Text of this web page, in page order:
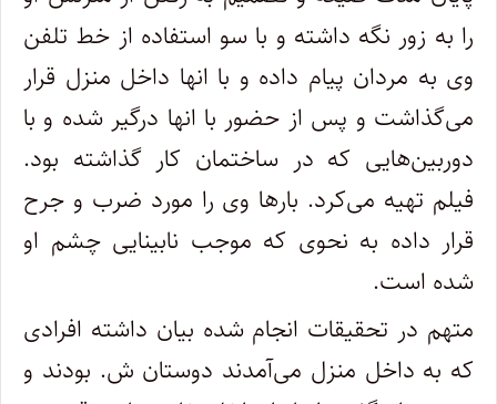
را به زور نگه داشته و با سو استفاده از خط تلفن
وی به مردان پیام داده و با انها داخل منزل قرار
می‌گذاشت و پس از حضور با انها درگیر شده و با
دوربین‌هایی که در ساختمان کار گذاشته بود.
فیلم تهیه می‌کرد. بارها وی را مورد ضرب و جرح
قرار داده به نحوی که موجب نابینایی چشم او
شده است.
متهم در تحقیقات انجام شده بیان داشته افرادی
که به داخل منزل می‌آمدند دوستان ش. بودند و